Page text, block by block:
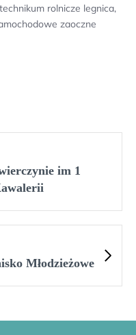
rolnicze legnica,
zaoczne
im 1
Młodzieżowe